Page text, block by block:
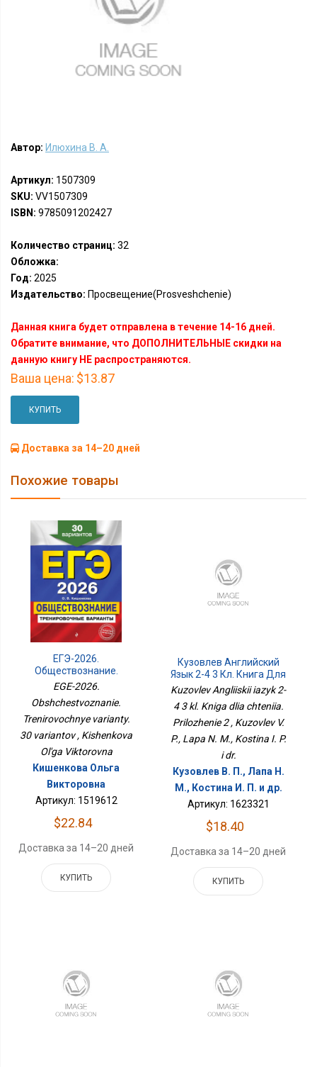
Автор: Илюхина В. А.
Артикул: 1507309
SKU: VV1507309
ISBN: 9785091202427
Количество страниц: 32
Обложка:
Год: 2025
Издательство: Просвещение(Prosveshchenie)
Данная книга будет отправлена в течение 14-16 дней.
Обратите внимание, что ДОПОЛНИТЕЛЬНЫЕ скидки на
данную книгу НЕ распространяются.
Ваша цена: $13.87
КУПИТЬ
Доставка за 14–20 дней
Похожие товары
ЕГЭ-2026.
Обществознание.
Тренировочные
EGE-2026.
Obshchestvoznanie.
Trenirovochnye varianty.
30 variantov , Kishenkova
Ol'ga Viktorovna
Кишенкова Ольга
Викторовна
Артикул: 1519612
$22.84
Доставка за 14–20 дней
КУПИТЬ
Кузовлев Английский
Язык 2-4 3 Кл. Книга Для
Чтения. Приложение 2
Kuzovlev Angliiskii iazyk 2-
4 3 kl. Kniga dlia chteniia.
Prilozhenie 2 , Kuzovlev V.
P., Lapa N. M., Kostina I. P.
i dr.
Кузовлев В. П., Лапа Н.
М., Костина И. П. и др.
Артикул: 1623321
$18.40
Доставка за 14–20 дней
КУПИТЬ